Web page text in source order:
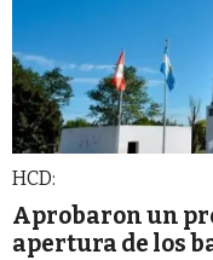
HCD:
Aprobaron un
apertura de los